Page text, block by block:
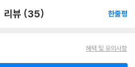
리뷰 (35) 한줄평
혜택 및 유의사항